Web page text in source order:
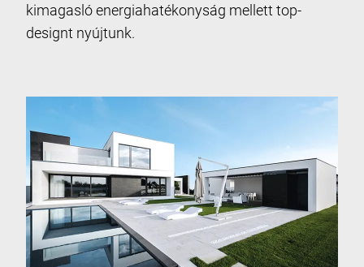
kimagasló energiahatékonyság mellett top-
designt nyújtunk.